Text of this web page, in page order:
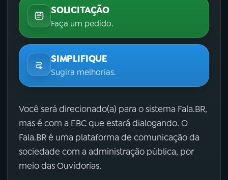
SOLICITAÇÃO
Faça um pedido.
SIMPLIFIQUE
Sugira melhorias.
Você será direcionado(a) para o sistema Fala.BR,
mas é com a EBC que estará dialogando. O
Fala.BR é uma plataforma de comunicação da
sociedade com a administração pública, por
meio das Ouvidorias.